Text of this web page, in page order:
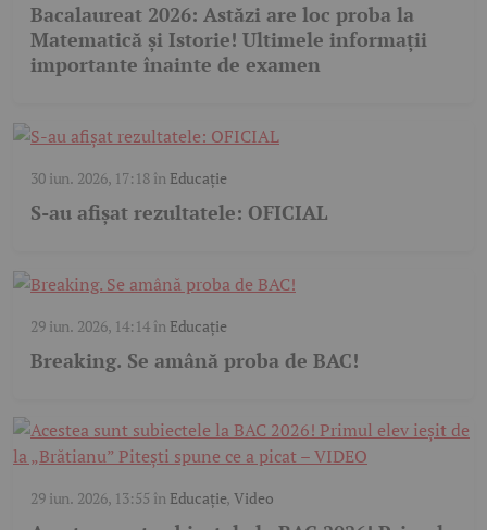
Bacalaureat 2026: Astăzi are loc proba la
Matematică și Istorie! Ultimele informații
importante înainte de examen
30 iun. 2026, 17:18în Educație
S-au afișat rezultatele: OFICIAL
29 iun. 2026, 14:14în Educație
Breaking. Se amână proba de BAC!
29 iun. 2026, 13:55 în Educație,Video